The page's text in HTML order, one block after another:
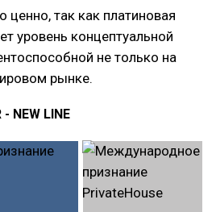
ценно, так как платиновая
уровень концептуальной
не только на
рынке.
NEW LINE